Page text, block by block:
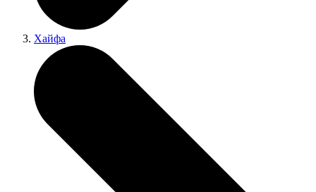
Хайфа